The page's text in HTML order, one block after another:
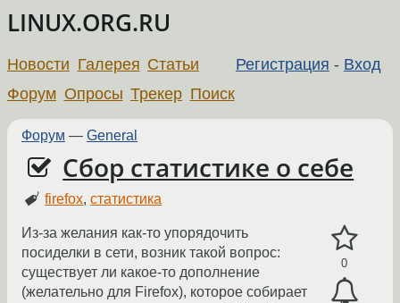
LINUX.ORG.RU
Регистрация - Вход
Новости Галерея Статьи
Форум Опросы Трекер Поиск
Форум — General
Сбор статистике о себе
firefox,статистика
0
Из-за желания как-то упорядочить
посиделки в сети, возник такой вопрос:
существует ли какое-то дополнение
(желательно для Firefox), которое собирает